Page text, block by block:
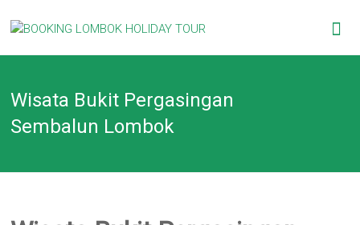
BOOKING
HOLIDAY
Your
Partner
Wisata Bukit Pergasingan
Sembalun Lombok